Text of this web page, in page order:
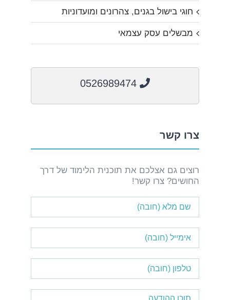
חוגי בישול בגנים, צהרונים ומועדוניות
מבשלים עסק עצמאי
צרו קשר
רוצים גם אצלכם את תוכנית הלימוד של דרך
החושים? צרו קשר!